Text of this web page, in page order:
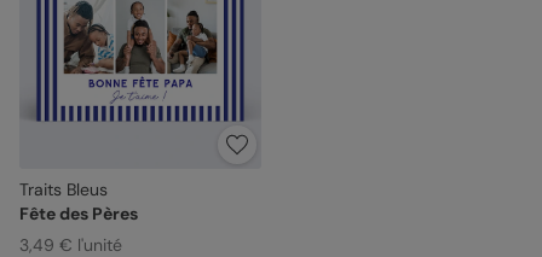
Traits Bleus
Fête des Pères
3,49 € l'unité